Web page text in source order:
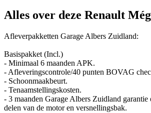
Alles over deze Renault
Afleverpakketten Garage Albers Zuidland:
Basispakket (Incl.)
- Minimaal 6 maanden APK.
- Afleveringscontrole/40 punten BOVAG
- Schoonmaakbeurt.
- Tenaamstellingskosten.
- 3 maanden Garage Albers Zuidland garantie
delen van de motor en versnellingsbak.